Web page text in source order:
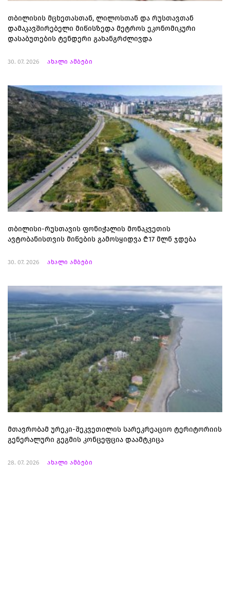
თბილისის მცხეთასთან, ლილოსთან და რუსთავთან
დამაკავშირებელი მიწისზედა მეტროს ეკონომიკური
დასაბუთების ტენდერი გახანგრძლივდა
30. 07. 2026 ახალი ამბები
თბილისი-რუსთავის ფონიჭალის მონაკვეთის
ავტობანისთვის მიწების გამოსყიდვა ₾17 მლნ ჯდება
30. 07. 2026 ახალი ამბები
მთავრობამ ურეკი-შეკვეთილის სარეკრეაციო ტერიტორიის
გენერალური გეგმის კონცეფცია დაამტკიცა
28. 07. 2026 ახალი ამბები